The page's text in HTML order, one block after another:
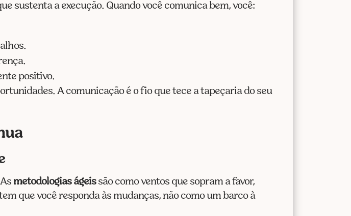
sustenta a execução. Quando você comunica bem, você:
positivo.
A comunicação é o fio que tece a tapeçaria do seu
metodologias ágeissão como ventos que sopram a favor,
que você responda às mudanças, não como um barco à